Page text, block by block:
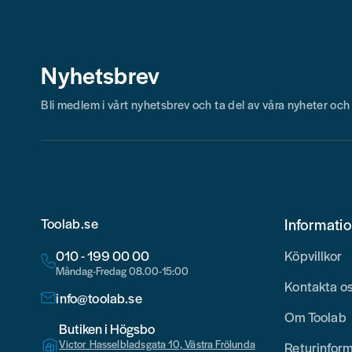
Nyhetsbrev
Bli medlem i vårt nyhetsbrev och ta del av våra nyheter
Toolab.se
010 - 199 00 00
Måndag-Fredag 08.00-15:00
info@toolab.se
Butiken i Högsbo
Victor Hasselbladsgata 10, Västra Frölunda
Köpvillkor
Kontakta
Om Toolab